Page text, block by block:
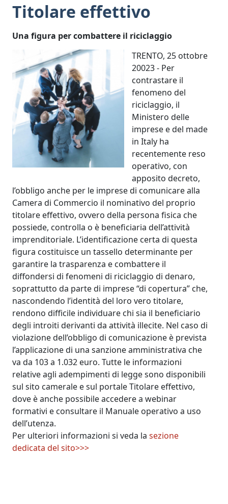
Titolare effettivo
Una figura per combattere il riciclaggio
TRENTO, 25 ottobre
20023 - Per
contrastare il
fenomeno del
riciclaggio, il
Ministero delle
imprese e del made
in Italy ha
recentemente reso
operativo, con
apposito decreto,
l’obbligo anche per le imprese di comunicare alla
Camera di Commercio il nominativo del proprio
titolare effettivo, ovvero della persona fisica che
possiede, controlla o è beneficiaria dell’attività
imprenditoriale. L’identificazione certa di questa
figura costituisce un tassello determinante per
garantire la trasparenza e combattere il
diffondersi di fenomeni di riciclaggio di denaro,
soprattutto da parte di imprese “di copertura” che,
nascondendo l’identità del loro vero titolare,
rendono difficile individuare chi sia il beneficiario
degli introiti derivanti da attività illecite. Nel caso di
violazione dell’obbligo di comunicazione è prevista
l’applicazione di una sanzione amministrativa che
va da 103 a 1.032 euro. Tutte le informazioni
relative agli adempimenti di legge sono disponibili
sul sito camerale e sul portale Titolare effettivo,
dove è anche possibile accedere a webinar
formativi e consultare il Manuale operativo a uso
dell’utenza.
Per ulteriori informazioni si veda la sezione
dedicata del sito>>>